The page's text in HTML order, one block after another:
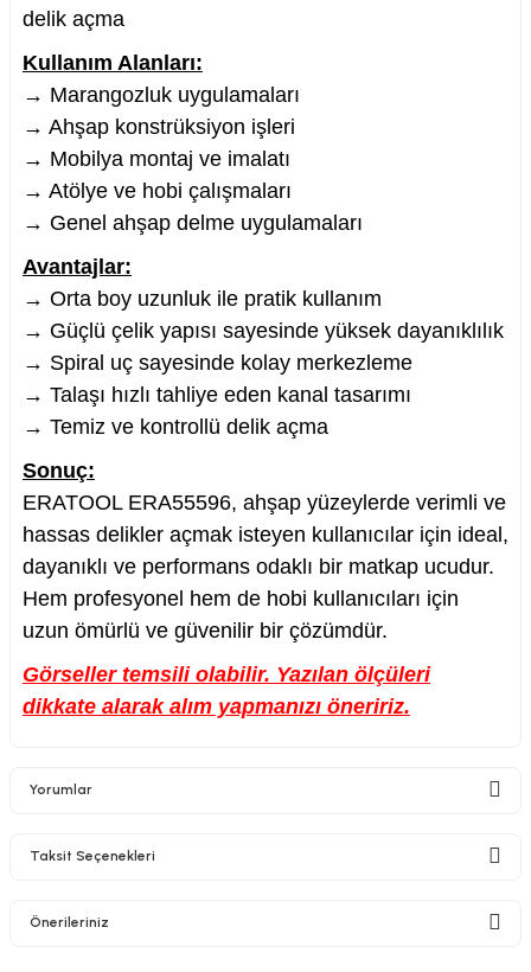
delik açma
Kullanım Alanları:
→ Marangozluk uygulamaları
→ Ahşap konstrüksiyon işleri
→ Mobilya montaj ve imalatı
→ Atölye ve hobi çalışmaları
→ Genel ahşap delme uygulamaları
Avantajlar:
→ Orta boy uzunluk ile pratik kullanım
→ Güçlü çelik yapısı sayesinde yüksek dayanıklılık
→ Spiral uç sayesinde kolay merkezleme
→ Talaşı hızlı tahliye eden kanal tasarımı
→ Temiz ve kontrollü delik açma
Sonuç:
ERATOOL ERA55596, ahşap yüzeylerde verimli ve
hassas delikler açmak isteyen kullanıcılar için ideal,
dayanıklı ve performans odaklı bir matkap ucudur.
Hem profesyonel hem de hobi kullanıcıları için
uzun ömürlü ve güvenilir bir çözümdür.
Görseller temsili olabilir. Yazılan ölçüleri
dikkate alarak alım yapmanızı öneririz.
Yorumlar
Taksit Seçenekleri
Önerileriniz